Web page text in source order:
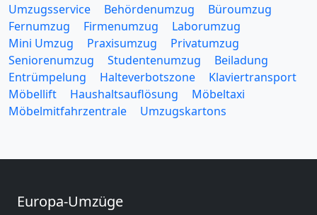
Umzugsservice Behördenumzug
Büroumzug
Fernumzug
Firmenumzug
Laborumzug
Mini Umzug
Praxisumzug
Privatumzug
Seniorenumzug
Studentenumzug
Beiladung
Entrümpelung
Halteverbotszone
Klaviertransport
Möbellift
Haushaltsauflösung
Möbeltaxi
Möbelmitfahrzentrale
Umzugskartons
Europa-Umzüge